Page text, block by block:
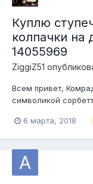
Куплю
колпачки на
14055969
ZiggiZ51
Всем привет,
символикой
6 марта, 2018